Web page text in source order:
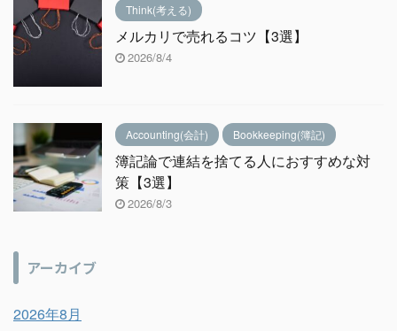
Think(考える)
メルカリで売れるコツ【3選】
2026/8/4
Accounting(会計) Bookkeeping(簿記)
簿記論で連結を捨てる人におすすめな対
策【3選】
2026/8/3
アーカイブ
2026年8月